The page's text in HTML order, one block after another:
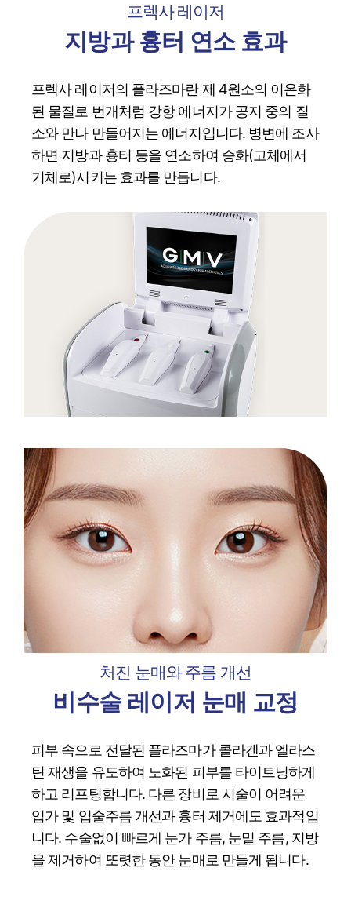
프렉사 레이저
지방과 흉터 연소 효과
프렉사 레이저의 플라즈마란 제 4원소의 이온화
된 물질로 번개처럼 강항 에너지가 공지 중의 질
소와 만나 만들어지는 에너지입니다. 병변에 조사
하면 지방과 흉터 등을 연소하여 승화(고체에서
기체로)시키는 효과를 만듭니다.
처진 눈매와 주름 개선
비수술 레이저 눈매 교정
피부 속으로 전달된 플라즈마가 콜라겐과 엘라스
틴 재생을 유도하여 노화된 피부를 타이트닝하게
하고 리프팅합니다. 다른 장비로 시술이 어려운
입가 및 입술주름 개선과 흉터 제거에도 효과적입
니다. 수술없이 빠르게 눈가 주름, 눈밑 주름, 지방
을 제거하여 또렷한 동안 눈매로 만들게 됩니다.